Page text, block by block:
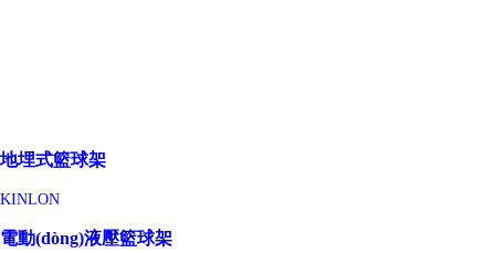
地埋式籃球架
KINLON
電動(dòng)液壓籃球架